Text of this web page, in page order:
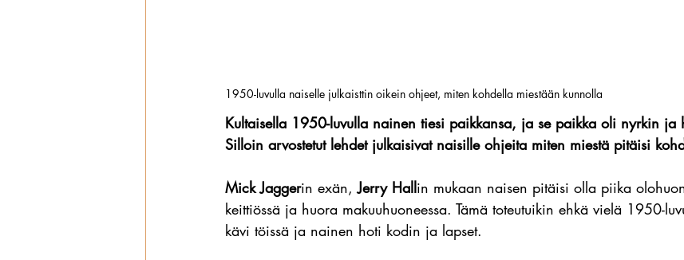
1950-luvulla naiselle julkaisttin oikein ohjeet, miten kohdella miestään kunnolla
Kultaisella 1950-luvulla nainen tiesi paikkansa, ja se paikka oli nyrkin ja
Silloin arvostetut lehdet julkaisivat naisille ohjeita miten miestä pitäisi
Mick Jaggerin exän, Jerry Hallin mukaan naisen pitäisi olla piika
keittiössä ja huora makuuhuoneessa. Tämä toteutuikin ehkä vielä 1950-
kävi töissä ja nainen hoti kodin ja lapset.